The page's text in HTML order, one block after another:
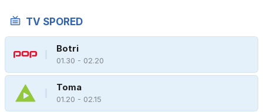
TV SPORED
Botri
01.30 - 02.20
Toma
01.20 - 02.15